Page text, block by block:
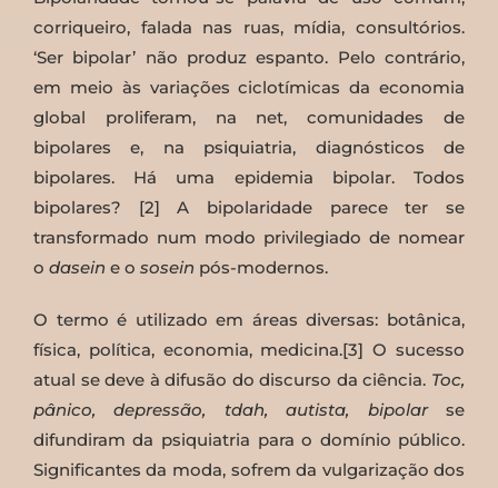
corriqueiro, falada nas ruas, mídia, consultórios.
‘Ser bipolar’ não produz espanto. Pelo contrário,
em meio às variações ciclotímicas da economia
global proliferam, na net, comunidades de
bipolares e, na psiquiatria, diagnósticos de
bipolares. Há uma epidemia bipolar. Todos
bipolares? [2] A bipolaridade parece ter se
transformado num modo privilegiado de nomear
o dasein e o sosein pós-modernos.
O termo é utilizado em áreas diversas: botânica,
física, política, economia, medicina.[3] O sucesso
atual se deve à difusão do discurso da ciência. Toc,
pânico, depressão, tdah, autista, bipolarse
difundiram da psiquiatria para o domínio público.
Significantes da moda, sofrem da vulgarização dos